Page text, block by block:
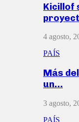
Kicillof
4 agosto,
PAÍS
Más
un…
3 agosto,
PAÍS